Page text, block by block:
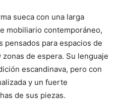
sueca con una larga
mobiliario contemporáneo,
pensados para espacios de
de espera. Su lenguaje
escandinava, pero con
y un fuerte
de sus piezas.